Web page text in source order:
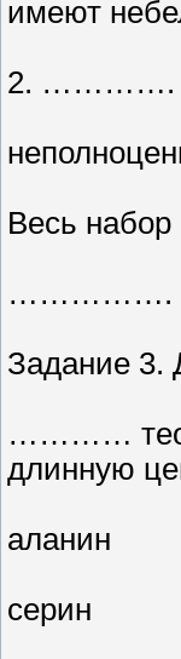
имеют
2. ………….
Весь набор
…………….
Задание 3.
…………
длинную
аланин
серин